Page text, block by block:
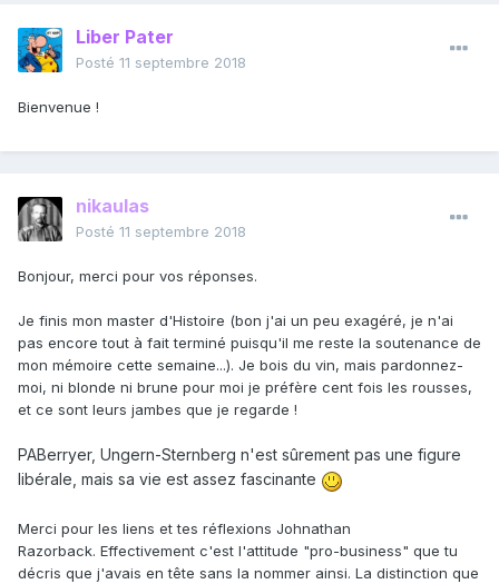
Liber Pater
Posté 11 septembre 2018
Bienvenue !
nikaulas
Posté 11 septembre 2018
Bonjour, merci pour vos réponses.
Je finis mon master d'Histoire (bon j'ai un peu exagéré, je n'ai
pas encore tout à fait terminé puisqu'il me reste la soutenance de
mon mémoire cette semaine...). Je bois du vin, mais pardonnez-
moi, ni blonde ni brune pour moi je préfère cent fois les rousses,
et ce sont leurs jambes que je regarde !
PABerryer, Ungern-Sternberg n'est sûrement pas une figure
libérale, mais sa vie est assez fascinante
Merci pour les liens et tes réflexions Johnathan
Razorback. Effectivement c'est l'attitude "pro-business" que tu
décris que j'avais en tête sans la nommer ainsi. La distinction que